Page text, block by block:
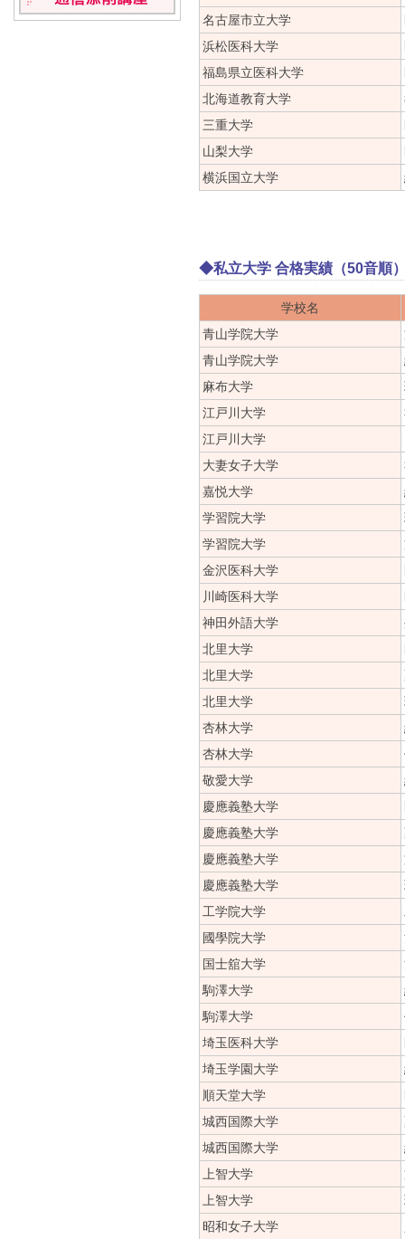
名古屋市立大学
浜松医科大学
福島県立医科大学
北海道教育大学
三重大学
山梨大学
横浜国立大学
◆私立大学 合格実績（50音順
学校名
青山学院大学
青山学院大学
麻布大学
江戸川大学
江戸川大学
大妻女子大学
嘉悦大学
学習院大学
学習院大学
金沢医科大学
川崎医科大学
神田外語大学
北里大学
北里大学
北里大学
杏林大学
杏林大学
敬愛大学
慶應義塾大学
慶應義塾大学
慶應義塾大学
慶應義塾大学
工学院大学
國學院大学
国士舘大学
駒澤大学
駒澤大学
埼玉医科大学
埼玉学園大学
順天堂大学
城西国際大学
城西国際大学
上智大学
上智大学
昭和女子大学